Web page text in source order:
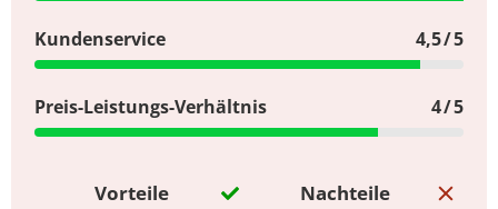
Kundenservice 4,5 / 5
Preis-Leistungs-Verhältnis 4 / 5
Vorteile Nachteile